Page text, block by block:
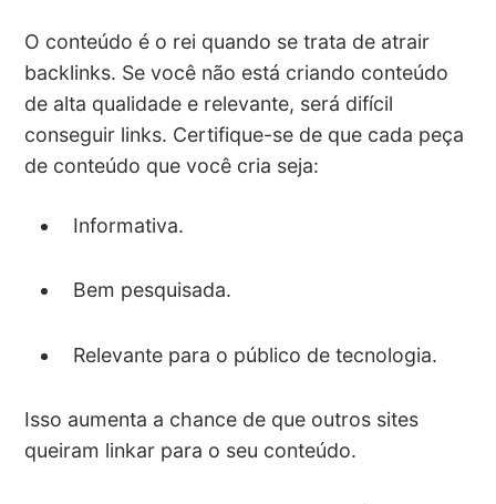
O conteúdo é o rei quando se trata de atrair
backlinks. Se você não está criando conteúdo
de alta qualidade e relevante, será difícil
conseguir links. Certifique-se de que cada peça
de conteúdo que você cria seja:
Informativa.
Bem pesquisada.
Relevante para o público de tecnologia.
Isso aumenta a chance de que outros sites
queiram linkar para o seu conteúdo.